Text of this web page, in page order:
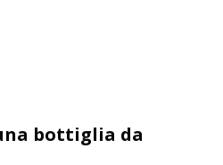
bottiglia da